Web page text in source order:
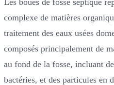
complexe de matières
traitement des eaux usées
composés principalement de
au fond de la fosse, incluant
bactéries, et des particules en